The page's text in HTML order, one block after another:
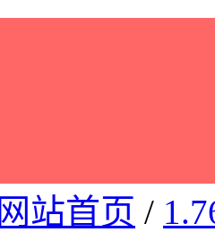
网站首页 /